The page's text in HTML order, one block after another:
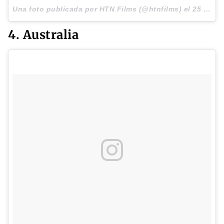
Una foto publicada por HTN Films (@htnfilms) el 25 de Jul de 2016 a la(s) 6:40 PDT
4. Australia